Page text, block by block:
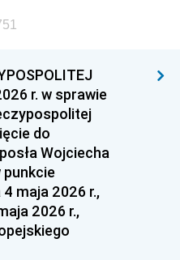
r. w sprawie
do
Wojciecha
punkcie
maja 2026 r.,
2026 r.,